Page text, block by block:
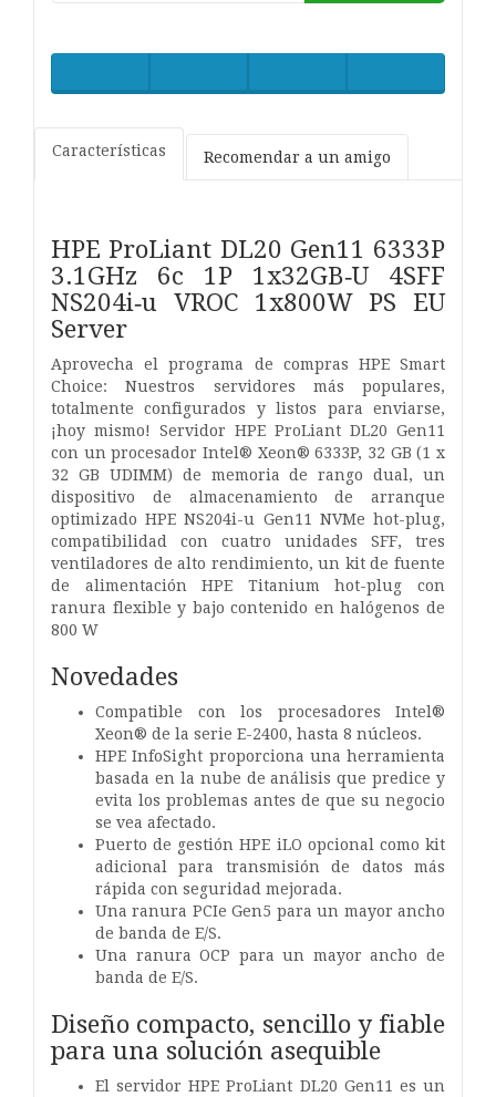
Características Recomendar a un amigo
HPE ProLiant DL20 Gen11 6333P
3.1GHz 6c 1P 1x32GB‑U 4SFF
NS204i‑u VROC 1x800W PS EU
Server
Aprovecha el programa de compras HPE Smart
Choice: Nuestros servidores más populares,
totalmente configurados y listos para enviarse,
¡hoy mismo! Servidor HPE ProLiant DL20 Gen11
con un procesador Intel® Xeon® 6333P, 32 GB (1 x
32 GB UDIMM) de memoria de rango dual, un
dispositivo de almacenamiento de arranque
optimizado HPE NS204i-u Gen11 NVMe hot-plug,
compatibilidad con cuatro unidades SFF, tres
ventiladores de alto rendimiento, un kit de fuente
de alimentación HPE Titanium hot-plug con
ranura flexible y bajo contenido en halógenos de
800 W
Novedades
Compatible con los procesadores Intel®
Xeon® de la serie E-2400, hasta 8 núcleos.
HPE InfoSight proporciona una herramienta
basada en la nube de análisis que predice y
evita los problemas antes de que su negocio
se vea afectado.
Puerto de gestión HPE iLO opcional como kit
adicional para transmisión de datos más
rápida con seguridad mejorada.
Una ranura PCIe Gen5 para un mayor ancho
de banda de E/S.
Una ranura OCP para un mayor ancho de
banda de E/S.
Diseño compacto, sencillo y fiable
para una solución asequible
El servidor HPE ProLiant DL20 Gen11 es un